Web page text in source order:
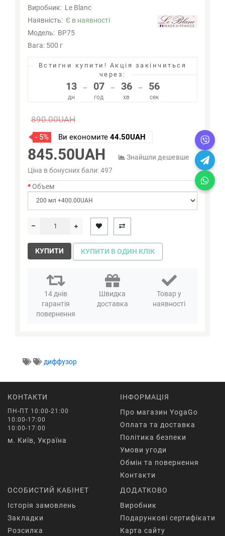
Виробник: Le Blanc
Наявність: Є в наявності
Модель: BP75
Вага: 500 г
Встигни купити! Акція закінчиться
через:
13
дн
– 07
год
– 36
хв
– 56
сек
890.00UAH
- 5% Ви економите 44.50UAH
845.50UAH
Знайшли дешевше
Ціна в бонусних бали:497
Объем
КУПИТИ КУПИТИ В ОДИН КЛІК
14 днів
гарантія
повернення
Швидка
доставка
Товар у
наявності
диффузор
КОНТАКТИ
ПН-ПТ 10:00-21:00
10:00-17:00
10:00-17:00
м. Київ, Україна
ІНФОРМАЦІЯ
Про магазин YogaGo
Оплата та доставка
Політика безпеки
Умови угоди
Обмін та повернення
Контакти
ОСОБИСТИЙ КАБІНЕТ
Історія замовлень
Закладки
Розсилка
ДОДАТКОВО
Виробник
Подарункові сертифікати
Карта сайту